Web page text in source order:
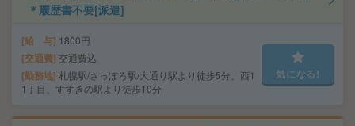
＊履歴書不要[派遣]
給 与 1800円
交通費 交通費込
勤務地 札幌駅/さっぽろ駅/大通り駅より徒歩5分、西1
1丁目、すすきの駅より徒歩10分
気になる!